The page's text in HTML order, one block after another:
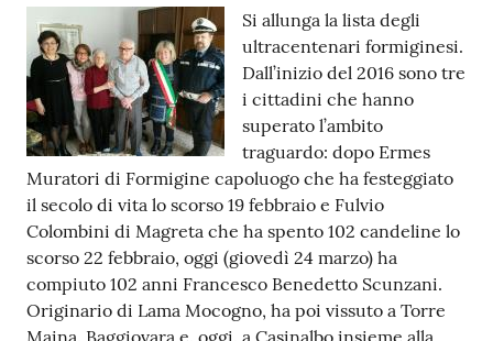
a
M
e
t
e
o
Tutti
gli
argomenti...
Contenuto
Si allunga la lista degli
ultracentenari formiginesi.
Dall’inizio del 2016 sono tre
i cittadini che hanno
superato l’ambito
traguardo: dopo Ermes
Muratori di Formigine capoluogo che ha festeggiato
il secolo di vita lo scorso 19 febbraio e Fulvio
Colombini di Magreta che ha spento 102 candeline lo
scorso 22 febbraio, oggi (giovedì 24 marzo) ha
compiuto 102 anni Francesco Benedetto Scunzani.
Originario di Lama Mocogno, ha poi vissuto a Torre